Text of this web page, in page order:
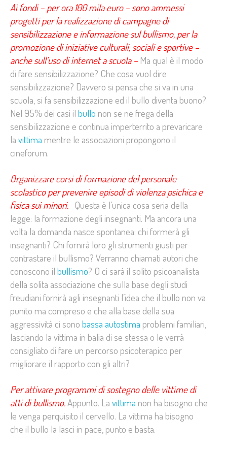
Ai fondi – per ora 100 mila euro – sono ammessi
progetti per la realizzazione di campagne di
sensibilizzazione e informazione sul bullismo, per la
promozione di iniziative culturali, sociali e sportive –
anche sull’uso di internet a scuola – Ma qual è il modo
di fare sensibilizzazione? Che cosa vuol dire
sensibilizzazione? Davvero si pensa che si va in una
scuola, si fa sensibilizzazione ed il bullo diventa buono?
Nel 95% dei casi il bullo non se ne frega della
sensibilizzazione e continua imperterrito a prevaricare
la vittima mentre le associazioni propongono il
cineforum.
Organizzare corsi di formazione del personale
scolastico per prevenire episodi di violenza psichica e
fisica sui minori. Questa è l’unica cosa seria della
legge: la formazione degli insegnanti. Ma ancora una
volta la domanda nasce spontanea: chi formerà gli
insegnanti? Chi fornirà loro gli strumenti giusti per
contrastare il bullismo? Verranno chiamati autori che
conoscono il bullismo? O ci sarà il solito psicoanalista
della solita associazione che sulla base degli studi
freudiani fornirà agli insegnanti l’idea che il bullo non va
punito ma compreso e che alla base della sua
aggressività ci sono bassa autostima problemi familiari,
lasciando la vittima in balia di se stessa o le verrà
consigliato di fare un percorso psicoterapico per
migliorare il rapporto con gli altri?
Per attivare programmi di sostegno delle vittime di
atti di bullismo.Appunto. La vittima non ha bisogno che
le venga perquisito il cervello. La vittima ha bisogno
che il bullo la lasci in pace, punto e basta.